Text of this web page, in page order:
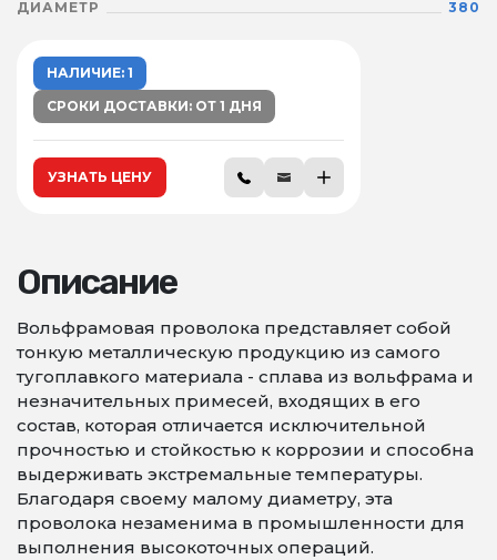
ДИАМЕТР
380
НАЛИЧИЕ: 1
СРОКИ ДОСТАВКИ: ОТ 1 ДНЯ
УЗНАТЬ ЦЕНУ
Описание
Вольфрамовая проволока представляет собой
тонкую металлическую продукцию из самого
тугоплавкого материала - сплава из вольфрама и
незначительных примесей, входящих в его
состав, которая отличается исключительной
прочностью и стойкостью к коррозии и способна
выдерживать экстремальные температуры.
Благодаря своему малому диаметру, эта
проволока незаменима в промышленности для
выполнения высокоточных операций.